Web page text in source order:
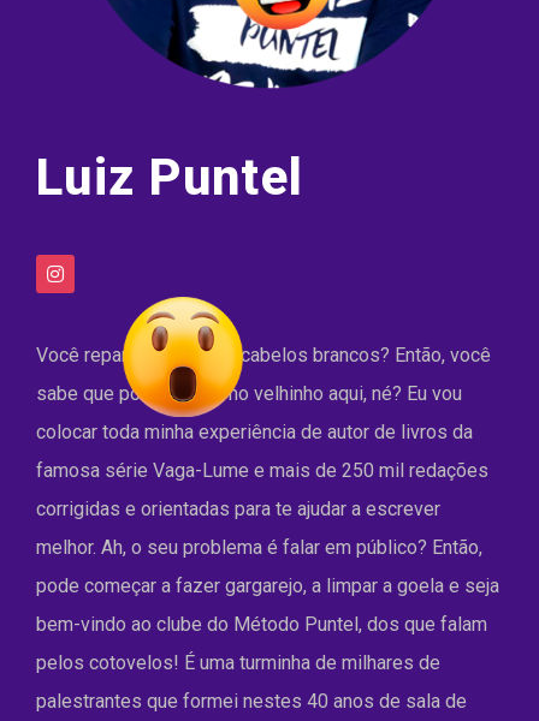
Luiz Puntel
Você reparou nos meus cabelos brancos? Então, você
sabe que pode confiar no velhinho aqui, né? Eu vou
colocar toda minha experiência de autor de livros da
famosa série Vaga-Lume e mais de 250 mil redações
corrigidas e orientadas para te ajudar a escrever
melhor. Ah, o seu problema é falar em público? Então,
pode começar a fazer gargarejo, a limpar a goela e seja
bem-vindo ao clube do Método Puntel, dos que falam
pelos cotovelos! É uma turminha de milhares de
palestrantes que formei nestes 40 anos de sala de